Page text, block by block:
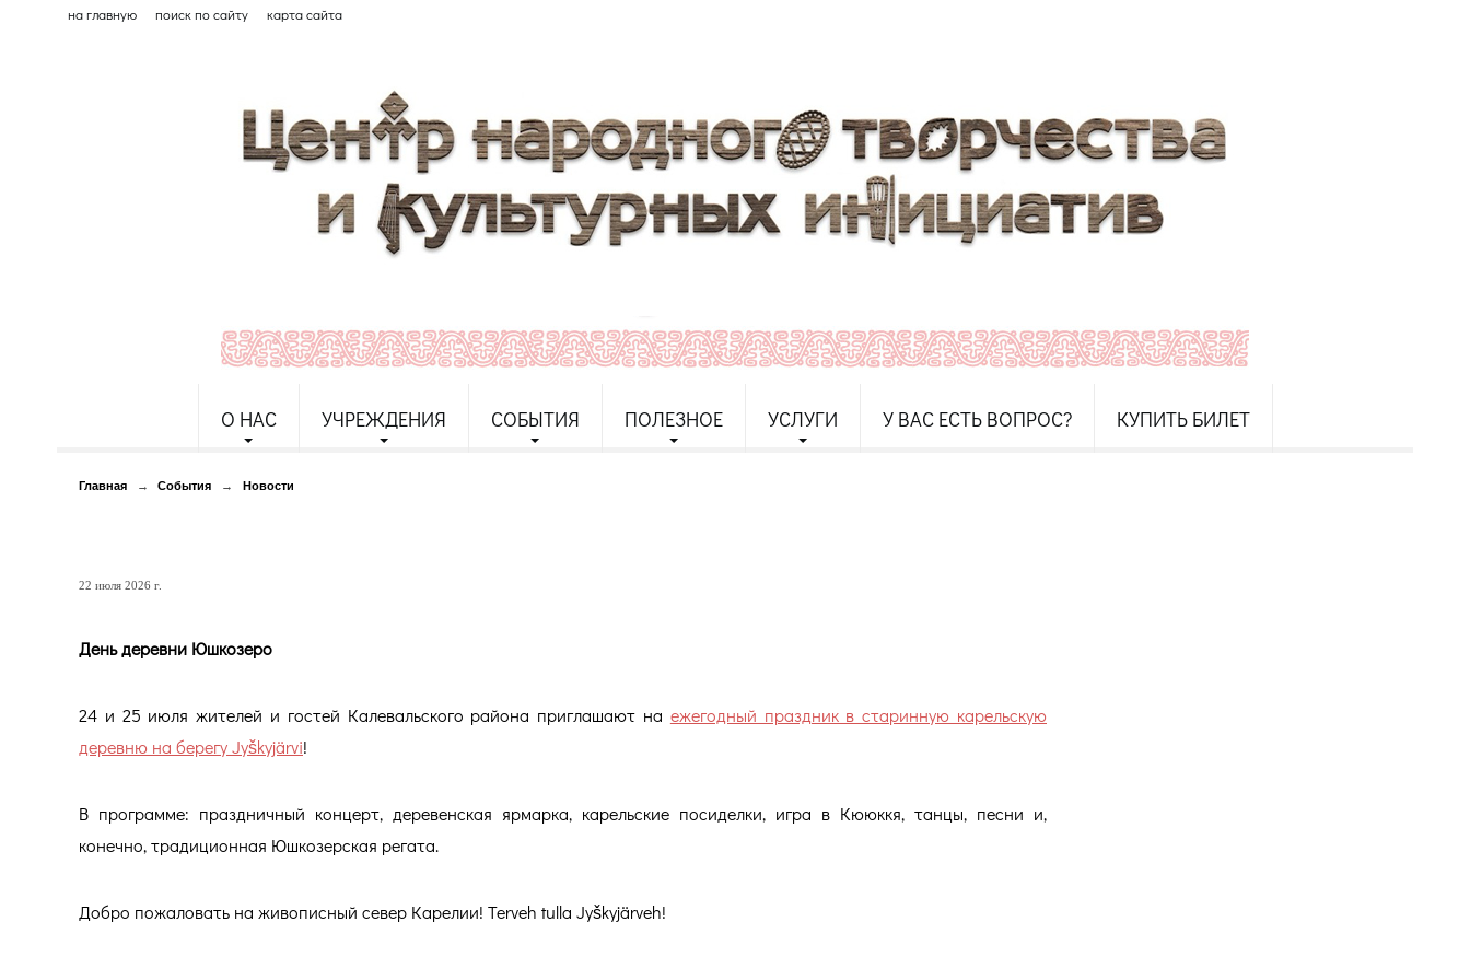
на главную поиск по сайту карта сайта
О НАС УЧРЕЖДЕНИЯ СОБЫТИЯ ПОЛЕЗНОЕ УСЛУГИ У ВАС ЕСТЬ ВОПРОС? КУПИТЬ БИЛЕТ
Главная → События → Новости
22 июля 2026 г.
День деревни Юшкозеро
24 и 25 июля жителей и гостей Калевальского района приглашают на ежегодный праздник в старинную карельскую
деревню на берегу Jyškyjärvi!
В программе: праздничный концерт, деревенская ярмарка, карельские посиделки, игра в Кююккя, танцы, песни и,
конечно, традиционная Юшкозерская регата.
Добро пожаловать на живописный север Карелии! Terveh tulla Jyškyjärveh!